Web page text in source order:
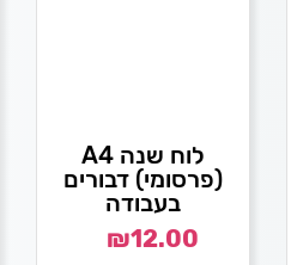
לוח שנה A4
(פרסומי) דבורים
בעבודה
₪12.00